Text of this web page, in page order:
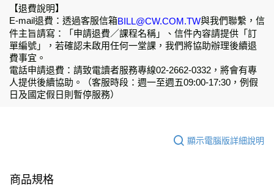
【退費說明】
E-mail退費：透過客服信箱BILL@CW.COM.TW與我們聯繫，信
件主旨請寫：「申請退費／課程名稱」、信件內容請提供「訂
單編號」，若確認未啟用任何一堂課，我們將協助辦理後續退
費事宜。
電話申請退費：請致電讀者服務專線02-2662-0332，將會有專
人提供後續協助。（客服時段：週一至週五09:00-17:30，例假
日及國定假日則暫停服務）
顯示電腦版詳細說明
商品規格